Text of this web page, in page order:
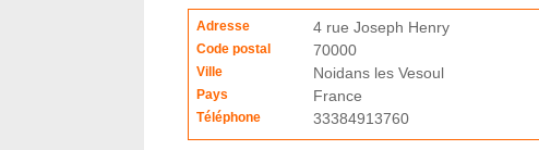
Adresse 4 rue Joseph Henry
Code postal 70000
Ville Noidans les Vesoul
Pays France
Téléphone 33384913760